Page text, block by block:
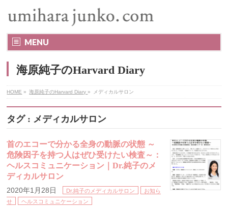
MENU
海原純子のHarvard Diary
HOME » 海原純子のHarvard Diary» メディカルサロン
タグ : メディカルサロン
首のエコーで分かる全身の動脈の状態 ～
危険因子を持つ人はぜひ受けたい検査～：
ヘルスコミュニケーション｜Dr.純子のメ
ディカルサロン
2020年1月28日 Dr.純子のメディカルサロン
お知ら
せ
ヘルスコミュニケーション